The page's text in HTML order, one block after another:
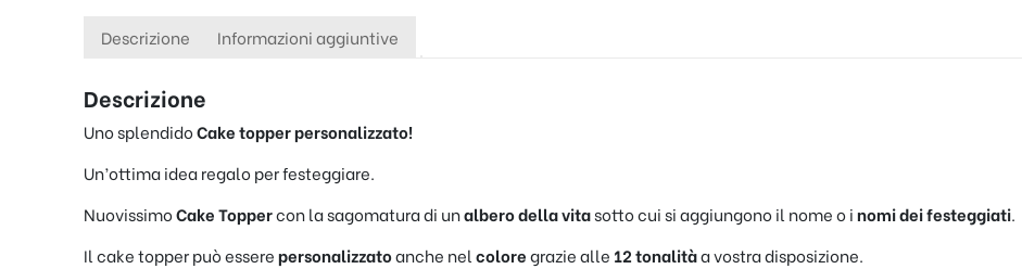
Descrizione Informazioni aggiuntive
Descrizione
Uno splendidoCake topperpersonalizzato!
Un’ottima idea regalo per festeggiare.
NuovissimoCake Toppercon la sagomatura di unalbero della vitasotto cui si aggiungono il nome o inomi dei festeggiati.
Il cake topper può esserepersonalizzatoanche nel coloregrazie alle 12 tonalitàa vostra disposizione.